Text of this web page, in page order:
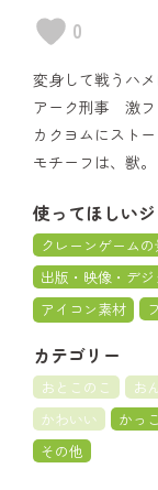
0
変身して戦うハ
アーク刑事 激フ
カクヨムにスト
モチーフは、獣。
使ってほしい
クレーンゲーム
出版・映像・デ
アイコン素材
カテゴリー
おとこのこ お
かわいい
かっ
その他